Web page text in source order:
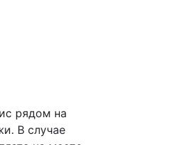
рядом на
В случае